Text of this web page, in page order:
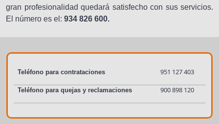
gran profesionalidad quedará satisfecho con sus servicios.
El número es el: 934 826 600.
Teléfono para contrataciones 951 127 403
Teléfono para quejas y reclamaciones 900 898 120